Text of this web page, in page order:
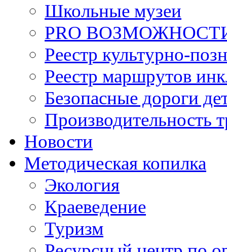
Школьные музеи
PRO
Реестр культурно-
Реестр маршрутов
Безопасные дороги
Производительность
Новости
Методическая копилка
Экология
Краеведение
Туризм